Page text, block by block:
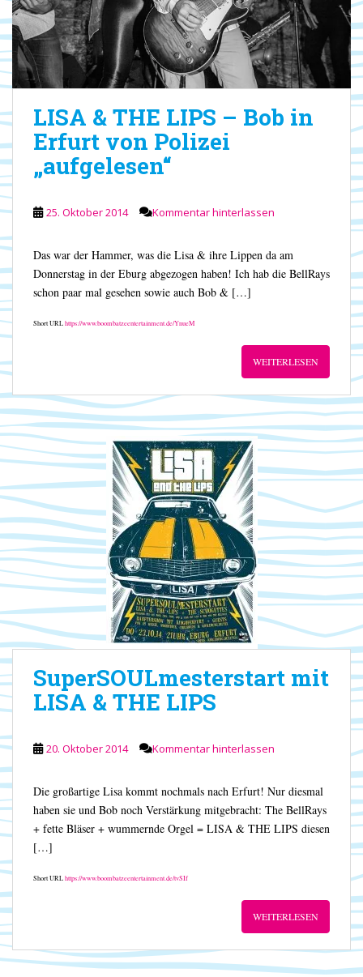
LISA & THE LIPS – Bob in
Erfurt von Polizei
„aufgelesen“
25. Oktober 2014 Kommentar hinterlassen
Das war der Hammer, was die Lisa & ihre Lippen da am
Donnerstag in der Eburg abgezogen haben! Ich hab die BellRays
schon paar mal gesehen sowie auch Bob & […]
Short URLhttps://www.boombatzeentertainment.de/YnueM
WEITERLESEN
SuperSOULmesterstart mit
LISA & THE LIPS
20. Oktober 2014 Kommentar hinterlassen
Die großartige Lisa kommt nochmals nach Erfurt! Nur diesmal
haben sie und Bob noch Verstärkung mitgebracht: The BellRays
+ fette Bläser + wummernde Orgel = LISA & THE LIPS diesen
[…]
Short URLhttps://www.boombatzeentertainment.de/tvSIf
WEITERLESEN